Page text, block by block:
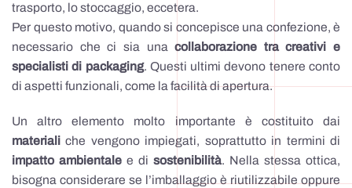
trasporto, lo stoccaggio, eccetera.
Per questo motivo, quando si concepisce una confezione, è
necessario che ci sia unacollaborazione tra creativi e
specialisti di packaging. Questi ultimi devono tenere conto
di aspetti funzionali, come la facilità di apertura.
Un altro elemento molto importante è costituito dai
materiali che vengono impiegati, soprattutto in termini di
impatto ambientale e di sostenibilità. Nella stessa ottica,
bisogna considerare se l’imballaggio è riutilizzabile oppure